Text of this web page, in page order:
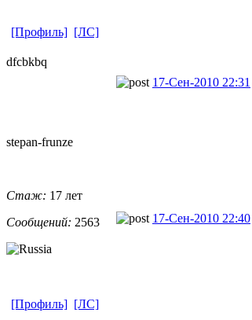
[Профиль] [ЛС]
dfcbkbq
17-Сен-2010 22:31
stepan-frunz​e
Стаж: 17 лет
Сообщений: 2563 17-Сен-2010 22:40
[Профиль] [ЛС]